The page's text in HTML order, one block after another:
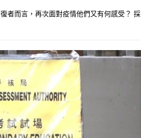
者而言，再次面對疫情他們又有何感受？ 採